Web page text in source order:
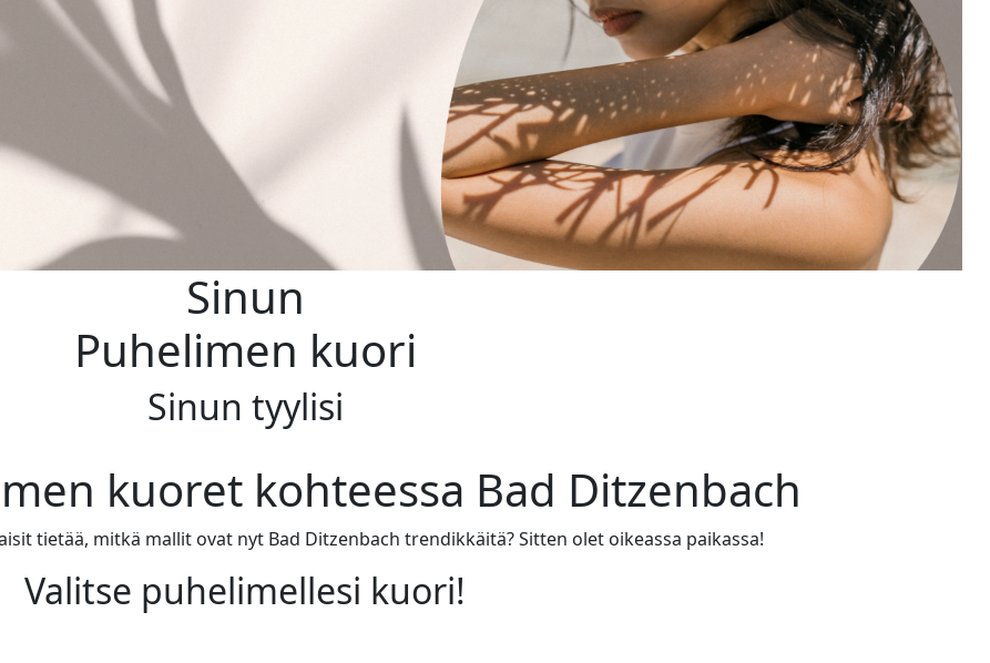
Sinun
Puhelimen kuori
Sinun tyylisi
kuoret kohteessa Bad Ditzenbach
tietää, mitkä mallit ovat nyt Bad Ditzenbach trendikkäitä? Sitten olet oikeassa paikassa!
Valitse puhelimellesi kuori!